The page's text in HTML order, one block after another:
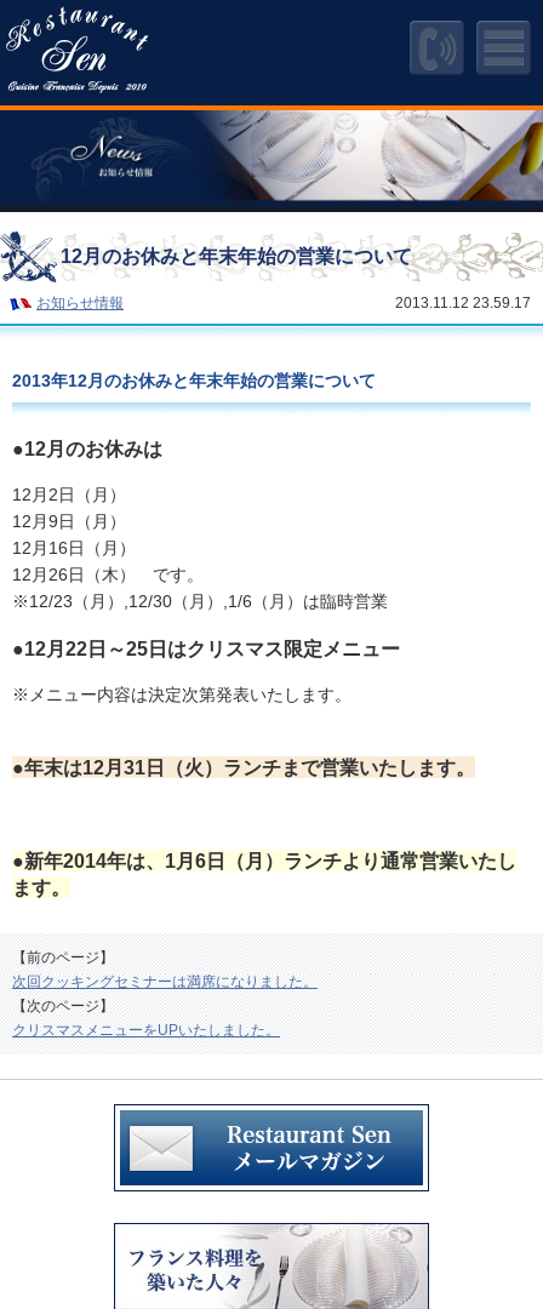
12月のお休みと年末年始の営業について
お知らせ情報 2013.11.12 23.59.17
2013年12月のお休みと年末年始の営業について
●12月のお休みは
12月2日（月）
12月9日（月）
12月16日（月）
12月26日（木） です。
※12/23（月）,12/30（月）,1/6（月）は臨時営業
●12月22日～25日はクリスマス限定メニュー
※メニュー内容は決定次第発表いたします。
●年末は12月31日（火）ランチまで営業いたします。
●新年2014年は、1月6日（月）ランチより通常営業いたし
ます。
【前のページ】
次回クッキングセミナーは満席になりました。
【次のページ】
クリスマスメニューをUPいたしました。